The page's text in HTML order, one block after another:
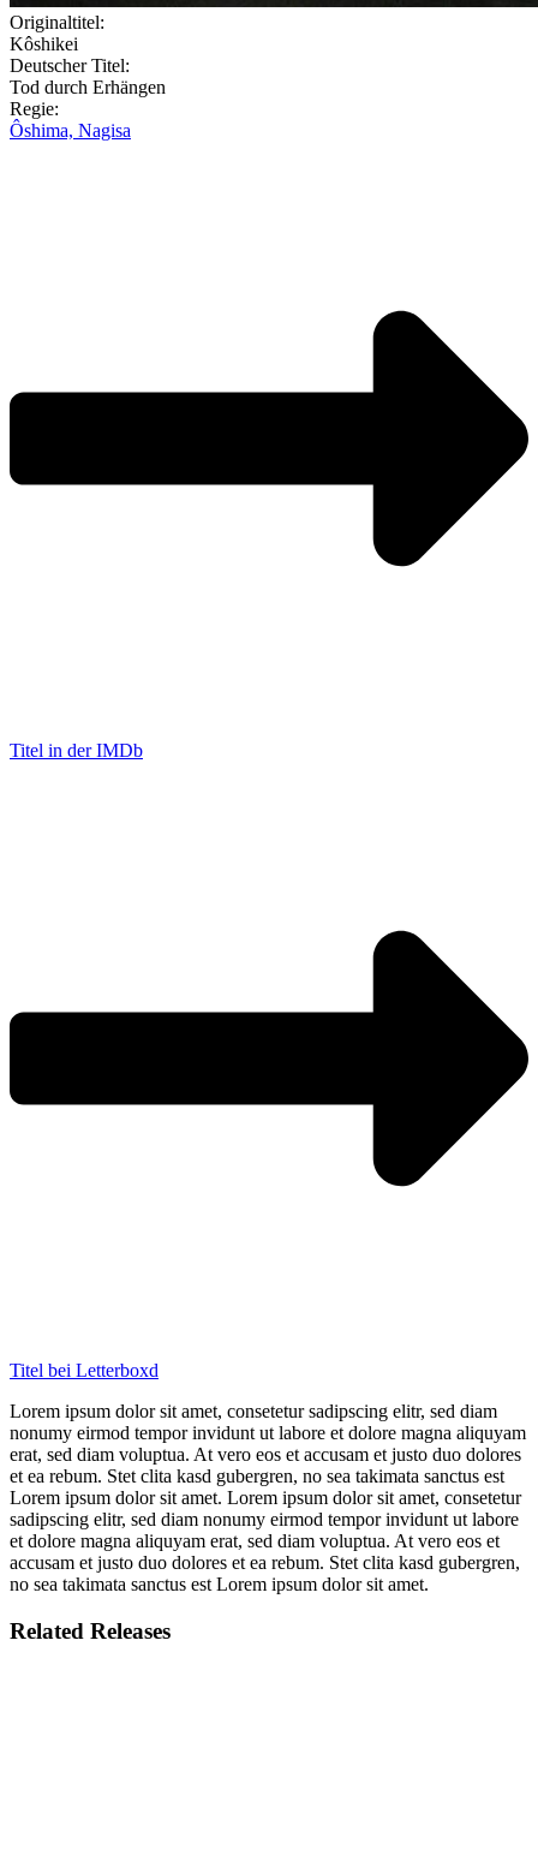
Originaltitel:
Kôshikei
Deutscher Titel:
Tod durch Erhängen
Regie:
Ôshima, Nagisa
Titel in der IMDb
Titel bei Letterboxd
Lorem ipsum dolor sit amet, consetetur sadipscing elitr, sed diam
nonumy eirmod tempor invidunt ut labore et dolore magna aliquyam
erat, sed diam voluptua. At vero eos et accusam et justo duo dolores
et ea rebum. Stet clita kasd gubergren, no sea takimata sanctus est
Lorem ipsum dolor sit amet. Lorem ipsum dolor sit amet, consetetur
sadipscing elitr, sed diam nonumy eirmod tempor invidunt ut labore
et dolore magna aliquyam erat, sed diam voluptua. At vero eos et
accusam et justo duo dolores et ea rebum. Stet clita kasd gubergren,
no sea takimata sanctus est Lorem ipsum dolor sit amet.
Related Releases